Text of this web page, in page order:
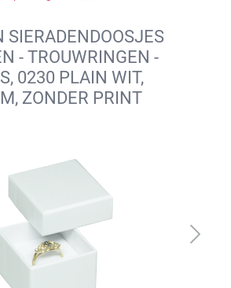
SIERADENDOOSJES
- TROUWRINGEN -
0230 PLAIN WIT,
ZONDER PRINT